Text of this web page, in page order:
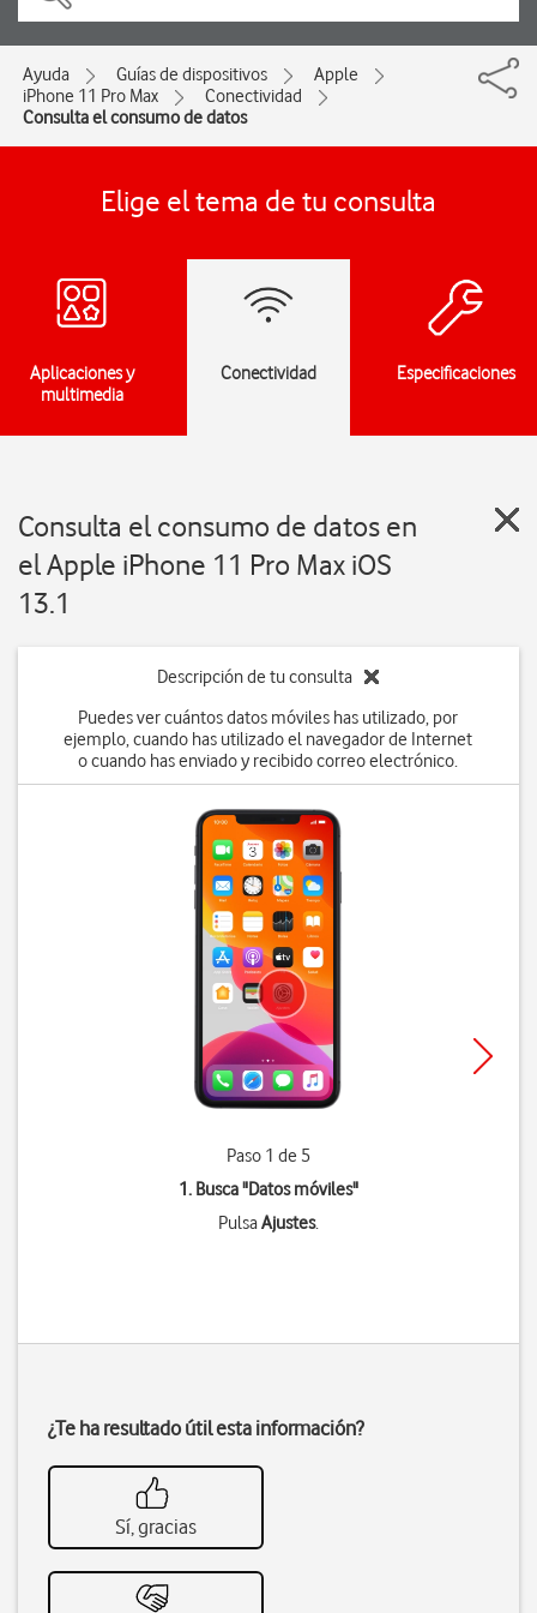
Ayuda Guías de dispositivos
Apple
iPhone 11 Pro Max
Conectividad
Consulta el consumo de datos
Elige el tema de tu consulta
Aplicaciones y
multimedia
Conectividad Especificaciones
Consulta el consumo de datos en
el Apple iPhone 11 Pro Max iOS
13.1
Descripción de tu consulta
Puedes ver cuántos datos móviles has utilizado, por
ejemplo, cuando has utilizado el navegador de Internet
o cuando has enviado y recibido correo electrónico.
Paso 1 de 5
1. Busca "Datos móviles"
PulsaAjustes.
¿Te ha resultado útil esta información?
Sí, gracias